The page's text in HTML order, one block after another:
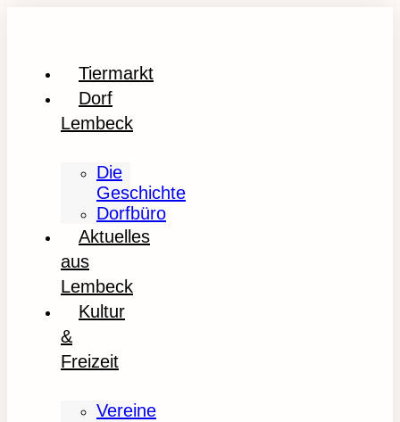
Tiermarkt
Dorf
Lembeck
Die
Geschichte
Dorfbüro
Aktuelles
aus
Lembeck
Kultur
&
Freizeit
Vereine